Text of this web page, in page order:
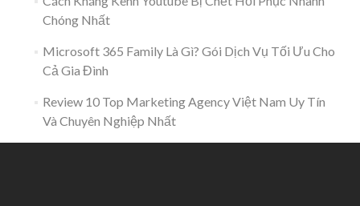
Chóng Nhất
Microsoft 365 Family Là Gì? Gói Dịch Vụ Tối Ưu Cho
Cả Gia Đình
Review 10 Top Marketing Agency Việt Nam Uy Tín
Và Chuyên Nghiệp Nhất